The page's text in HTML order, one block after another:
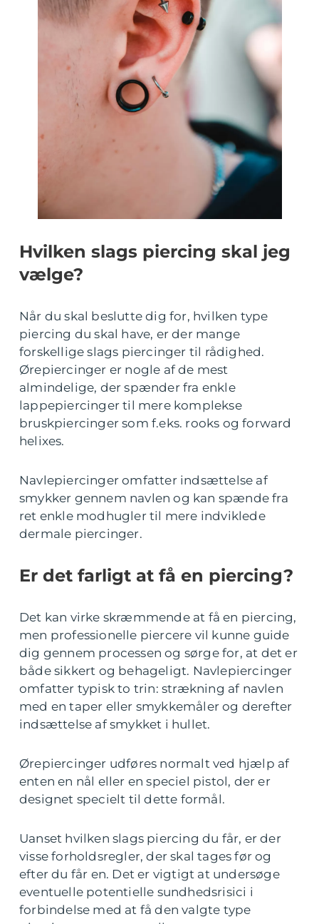
Hvilken slags piercing skal jeg
vælge?
Når du skal beslutte dig for, hvilken type
piercing du skal have, er der mange
forskellige slags piercinger til rådighed.
Ørepiercinger er nogle af de mest
almindelige, der spænder fra enkle
lappepiercinger til mere komplekse
bruskpiercinger som f.eks. rooks og forward
helixes.
Navlepiercinger omfatter indsættelse af
smykker gennem navlen og kan spænde fra
ret enkle modhugler til mere indviklede
dermale piercinger.
Er det farligt at få en piercing?
Det kan virke skræmmende at få en piercing,
men professionelle piercere vil kunne guide
dig gennem processen og sørge for, at det er
både sikkert og behageligt. Navlepiercinger
omfatter typisk to trin: strækning af navlen
med en taper eller smykkemåler og derefter
indsættelse af smykket i hullet.
Ørepiercinger udføres normalt ved hjælp af
enten en nål eller en speciel pistol, der er
designet specielt til dette formål.
Uanset hvilken slags piercing du får, er der
visse forholdsregler, der skal tages før og
efter du får en. Det er vigtigt at undersøge
eventuelle potentielle sundhedsrisici i
forbindelse med at få den valgte type